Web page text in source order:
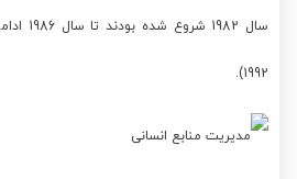
1992).